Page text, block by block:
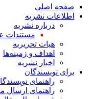
صفحه اصلی
اطلاعات نشریه
درباره نشریه
مستندات
هیات تحریریه
اهداف و زمینه‌ها
اخبار نشریه
برای نویسندگان
راهنمای
راهنمای ارسال